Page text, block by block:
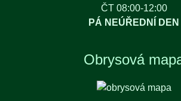
ČT 08:00-12:00
PÁ NEÚŘEDNÍ DEN
Obrysová